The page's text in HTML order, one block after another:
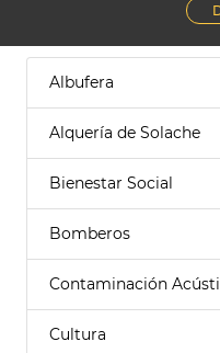
Albufera
Alquería de Solache
Bienestar Social
Bomberos
Contaminación
Cultura